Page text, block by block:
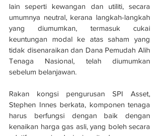
lain seperti kewangan dan utiliti, secara
umumnya neutral, kerana langkah-langkah
yang diumumkan, termasuk cukai
keuntungan modal ke atas saham yang
tidak disenaraikan dan Dana Pemudah Alih
Tenaga Nasional, telah diumumkan
sebelum belanjawan.
Rakan kongsi pengurusan SPI Asset,
Stephen Innes berkata, komponen tenaga
harus berfungsi dengan baik dengan
kenaikan harga gas asli, yang boleh secara